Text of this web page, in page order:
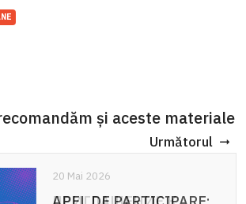
și aceste materiale
Următorul
20 Mai 2026